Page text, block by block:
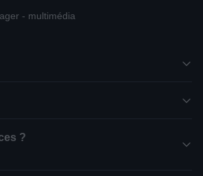
- multimédia
?